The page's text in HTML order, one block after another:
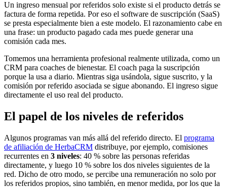
Un ingreso mensual por referidos solo existe si el producto detrás se
factura de forma repetida. Por eso el software de suscripción (SaaS)
se presta especialmente bien a este modelo. El razonamiento cabe en
una frase: un producto pagado cada mes puede generar una
comisión cada mes.
Tomemos una herramienta profesional realmente utilizada, como un
CRM para coaches de bienestar. El coach paga la suscripción
porque la usa a diario. Mientras siga usándola, sigue suscrito, y la
comisión por referido asociada se sigue abonando. El ingreso sigue
directamente el uso real del producto.
El papel de los niveles de referidos
Algunos programas van más allá del referido directo. El programa
de afiliación de HerbaCRM distribuye, por ejemplo, comisiones
recurrentes en 3 niveles: 40 % sobre las personas referidas
directamente, y luego 10 % sobre los dos niveles siguientes de la
red. Dicho de otro modo, se percibe una remuneración no solo por
los referidos propios, sino también, en menor medida, por los que la